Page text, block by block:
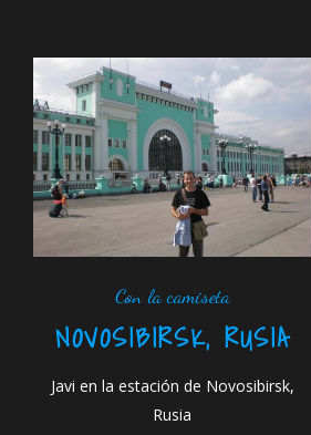
Con la camiseta
NOVOSIBIRSK, RUSIA
Javi en la estación de Novosibirsk,
Rusia